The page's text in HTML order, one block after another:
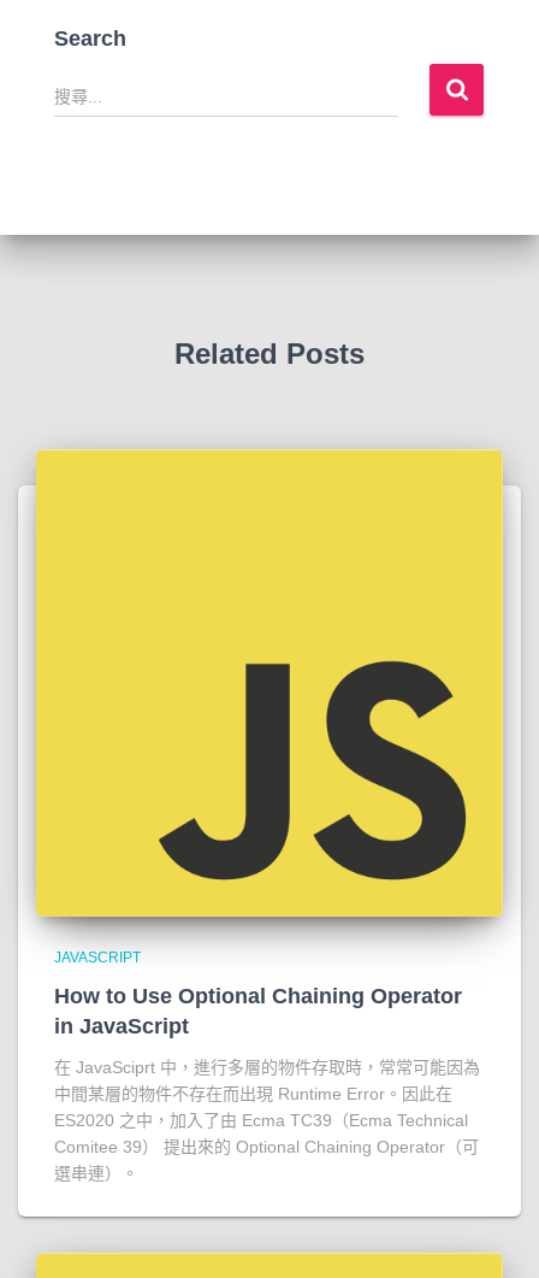
Search
搜
尋
Related Posts
JAVASCRIPT
How to Use Optional Chaining Operator
in JavaScript
在 JavaSciprt 中，進行多層的物件存取時，常常可能因為
中間某層的物件不存在而出現 Runtime Error。因此在
ES2020 之中，加入了由 Ecma TC39（Ecma Technical
Comitee 39） 提出來的 Optional Chaining Operator（可
選串連）。